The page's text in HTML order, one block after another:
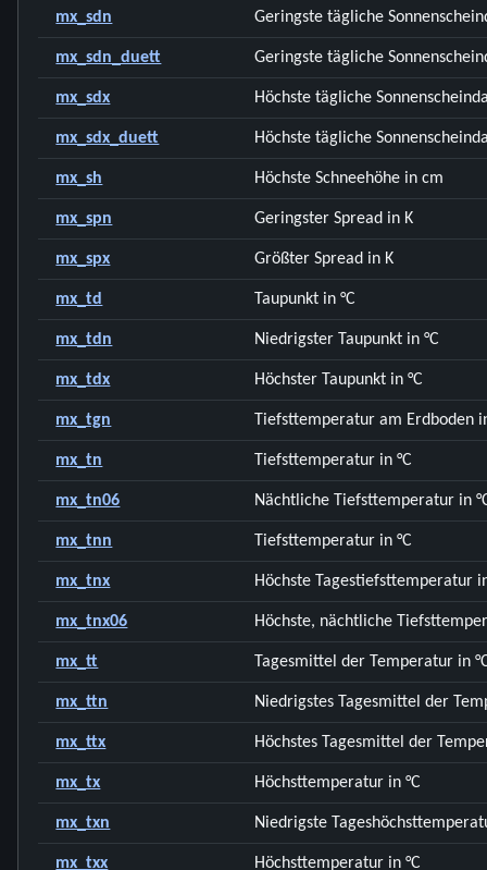
mx_sdn Geringste tägliche
mx_sdn_duett Geringste tägliche
mx_sdx Höchste tägliche
mx_sdx_duett Höchste tägliche
mx_sh Höchste Schneehöhe in cm
mx_spn Geringster Spread in K
mx_spx Größter Spread in K
mx_td Taupunkt in °C
mx_tdn Niedrigster Taupunkt in °C
mx_tdx Höchster Taupunkt in °C
mx_tgn Tiefsttemperatur am Erdboden
mx_tn Tiefsttemperatur in °C
mx_tn06 Nächtliche Tiefsttemperatur in
mx_tnn Tiefsttemperatur in °C
mx_tnx Höchste Tagestiefsttemperatur
mx_tnx06 Höchste, nächtliche
mx_tt Tagesmittel der Temperatur in
mx_ttn Niedrigstes Tagesmittel der
mx_ttx Höchstes Tagesmittel der
mx_tx Höchsttemperatur in °C
mx_txn Niedrigste
mx_txx Höchsttemperatur in °C